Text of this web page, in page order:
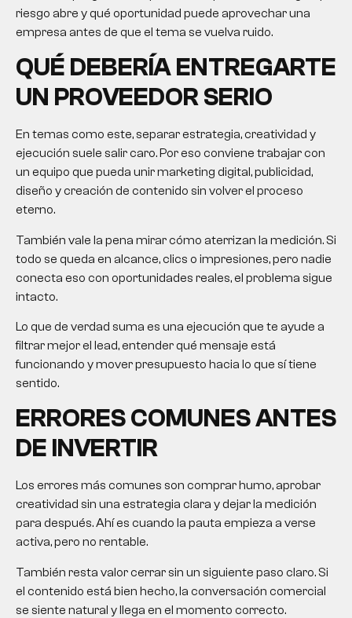
riesgo abre y qué oportunidad puede aprovechar una
empresa antes de que el tema se vuelva ruido.
QUÉ DEBERÍA ENTREGARTE
UN PROVEEDOR SERIO
En temas como este, separar estrategia, creatividad y
ejecución suele salir caro. Por eso conviene trabajar con
un equipo que pueda unir marketing digital, publicidad,
diseño y creación de contenido sin volver el proceso
eterno.
También vale la pena mirar cómo aterrizan la medición. Si
todo se queda en alcance, clics o impresiones, pero nadie
conecta eso con oportunidades reales, el problema sigue
intacto.
Lo que de verdad suma es una ejecución que te ayude a
filtrar mejor el lead, entender qué mensaje está
funcionando y mover presupuesto hacia lo que sí tiene
sentido.
ERRORES COMUNES ANTES
DE INVERTIR
Los errores más comunes son comprar humo, aprobar
creatividad sin una estrategia clara y dejar la medición
para después. Ahí es cuando la pauta empieza a verse
activa, pero no rentable.
También resta valor cerrar sin un siguiente paso claro. Si
el contenido está bien hecho, la conversación comercial
se siente natural y llega en el momento correcto.